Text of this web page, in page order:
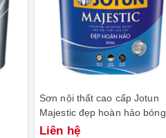
Sơn nội thất cao cấp Jotun
Majestic đẹp hoàn hảo bóng
Liên hệ